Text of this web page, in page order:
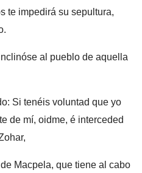
te impedirá su sepultura,
al pueblo de aquella
Si tenéis voluntad que yo
de mí, oidme, é interceded
Macpela, que tiene al cabo